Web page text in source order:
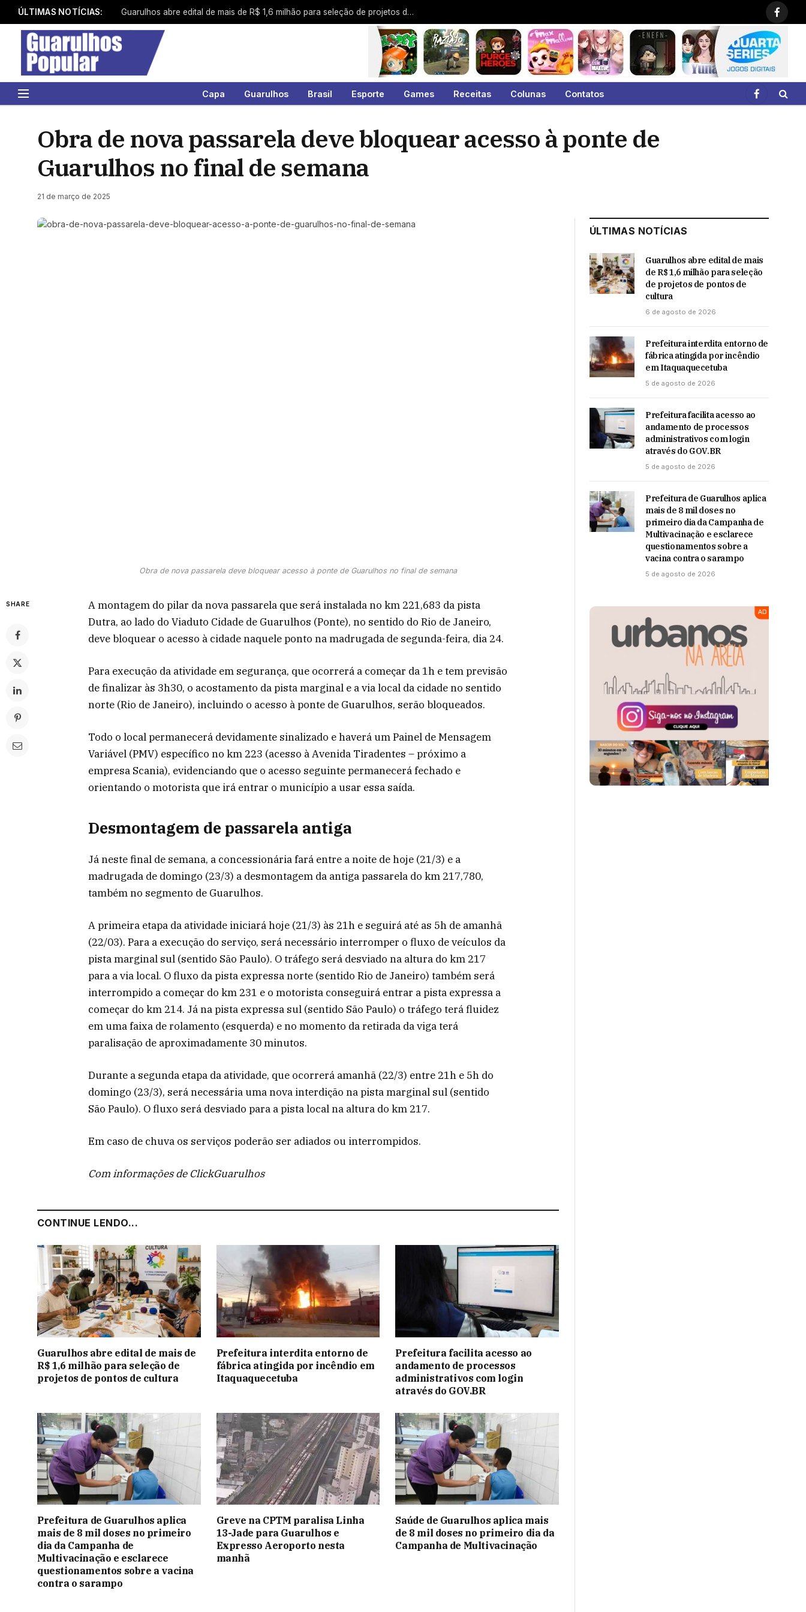
ÚLTIMAS NOTÍCIAS: Guarulhos abre edital de mais de R$ 1,6 milhão para seleção de projetos de pontos de cultura
Capa Guarulhos Brasil Esporte Games Receitas Colunas Contatos
Facebook
Obra de nova passarela deve bloquear acesso à ponte de
Guarulhos no final de semana
21 de março de 2025
Obra de nova passarela deve bloquear acesso à ponte de Guarulhos no final de semana
SHARE
A montagem do pilar da nova passarela que será instalada no km 221,683 da pista
Dutra, ao lado do Viaduto Cidade de Guarulhos (Ponte), no sentido do Rio de Janeiro,
deve bloquear o acesso à cidade naquele ponto na madrugada de segunda-feira, dia 24.
Para execução da atividade em segurança, que ocorrerá a começar da 1h e tem previsão
de finalizar às 3h30, o acostamento da pista marginal e a via local da cidade no sentido
norte (Rio de Janeiro), incluindo o acesso à ponte de Guarulhos, serão bloqueados.
Todo o local permanecerá devidamente sinalizado e haverá um Painel de Mensagem
Variável (PMV) específico no km 223 (acesso à Avenida Tiradentes – próximo a
empresa Scania), evidenciando que o acesso seguinte permanecerá fechado e
orientando o motorista que irá entrar o município a usar essa saída.
Desmontagem de passarela antiga
Já neste final de semana, a concessionária fará entre a noite de hoje (21/3) e a
madrugada de domingo (23/3) a desmontagem da antiga passarela do km 217,780,
também no segmento de Guarulhos.
A primeira etapa da atividade iniciará hoje (21/3) às 21h e seguirá até as 5h de amanhã
(22/03). Para a execução do serviço, será necessário interromper o fluxo de veículos da
pista marginal sul (sentido São Paulo). O tráfego será desviado na altura do km 217
para a via local. O fluxo da pista expressa norte (sentido Rio de Janeiro) também será
interrompido a começar do km 231 e o motorista conseguirá entrar a pista expressa a
começar do km 214. Já na pista expressa sul (sentido São Paulo) o tráfego terá fluidez
em uma faixa de rolamento (esquerda) e no momento da retirada da viga terá
paralisação de aproximadamente 30 minutos.
Durante a segunda etapa da atividade, que ocorrerá amanhã (22/3) entre 21h e 5h do
domingo (23/3), será necessária uma nova interdição na pista marginal sul (sentido
São Paulo). O fluxo será desviado para a pista local na altura do km 217.
Em caso de chuva os serviços poderão ser adiados ou interrompidos.
Com informações de ClickGuarulhos
CONTINUE LENDO...
Guarulhos abre edital de mais de
R$ 1,6 milhão para seleção de
projetos de pontos de cultura
Prefeitura interdita entorno de
fábrica atingida por incêndio em
Itaquaquecetuba
Prefeitura facilita acesso ao
andamento de processos
administrativos com login
através do GOV.BR
Prefeitura de Guarulhos aplica
mais de 8 mil doses no primeiro
dia da Campanha de
Multivacinação e esclarece
questionamentos sobre a vacina
contra o sarampo
Greve na CPTM paralisa Linha
13-Jade para Guarulhos e
Expresso Aeroporto nesta
manhã
Saúde de Guarulhos aplica mais
de 8 mil doses no primeiro dia da
Campanha de Multivacinação
ÚLTIMAS NOTÍCIAS
Guarulhos abre edital de mais
de R$ 1,6 milhão para seleção
de projetos de pontos de
cultura
6 de agosto de 2026
Prefeitura interdita entorno de
fábrica atingida por incêndio
em Itaquaquecetuba
5 de agosto de 2026
Prefeitura facilita acesso ao
andamento de processos
administrativos com login
através do GOV.BR
5 de agosto de 2026
Prefeitura de Guarulhos aplica
mais de 8 mil doses no
primeiro dia da Campanha de
Multivacinação e esclarece
questionamentos sobre a
vacina contra o sarampo
5 de agosto de 2026